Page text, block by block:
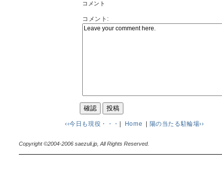
コメント
コメント:
‹‹今日も現役・・・ Home 陽の当たる駐輪場››
Copyright ©2004-2006 saezuli.jp, All Rights Reserved.